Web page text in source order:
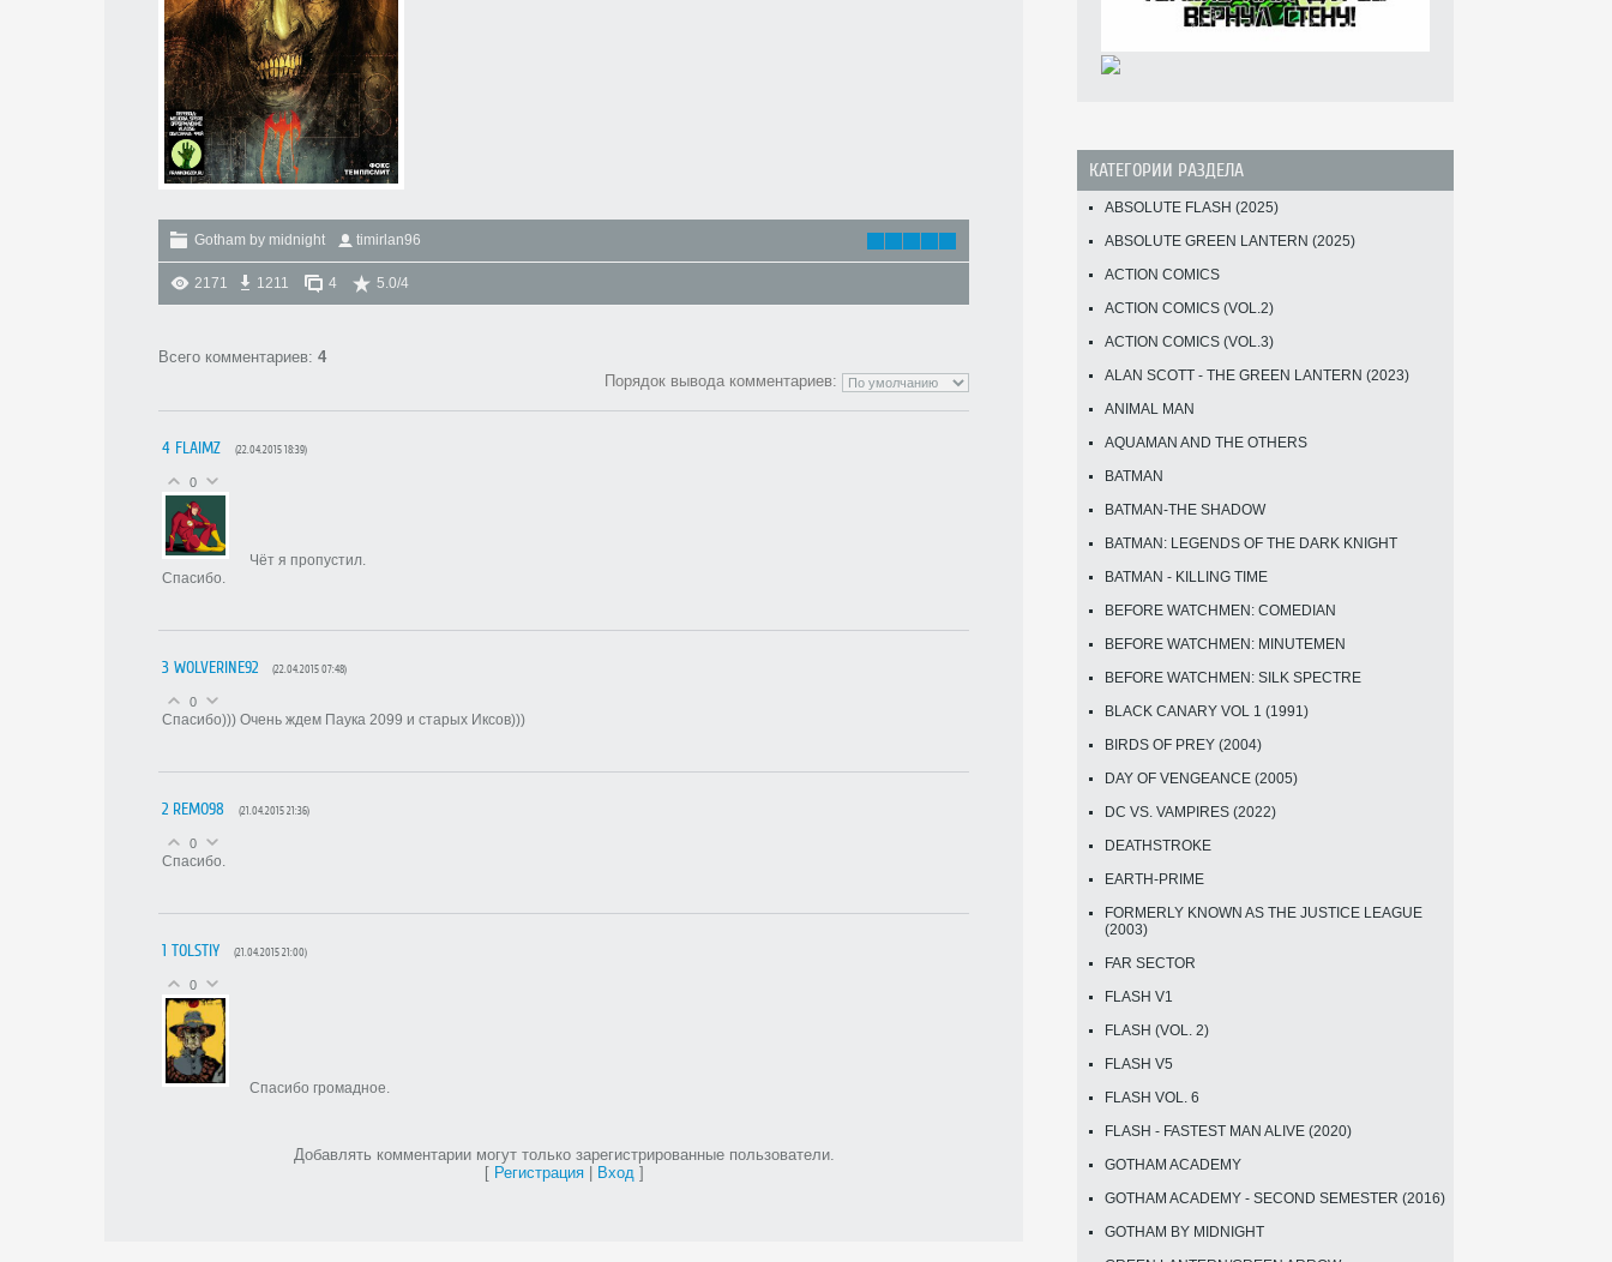
Gotham by midnight timirlan96
2171 1211 4 5.0/4
Всего комментариев: 4
Порядок вывода комментариев:
4 FLAIMZ (22.04.2015 18:39)
0
Чёт я пропустил.
Спасибо.
3 WOLVERINE92 (22.04.2015 07:48)
0
Спасибо))) Очень ждем Паука 2099 и старых Иксов)))
2 REMO98 (21.04.2015 21:36)
0
Спасибо.
1 TOLSTIY (21.04.2015 21:00)
0
Спасибо громадное.
Добавлять комментарии могут только зарегистрированные пользователи.
[ Регистрация| Вход]
КАТЕГОРИИ РАЗДЕЛА
ABSOLUTE FLASH (2025)
ABSOLUTE GREEN LANTERN (2025)
ACTION COMICS
ACTION COMICS (VOL.2)
ACTION COMICS (VOL.3)
ALAN SCOTT - THE GREEN LANTERN (2023)
ANIMAL MAN
AQUAMAN AND THE OTHERS
BATMAN
BATMAN-THE SHADOW
BATMAN: LEGENDS OF THE DARK KNIGHT
BATMAN - KILLING TIME
BEFORE WATCHMEN: COMEDIAN
BEFORE WATCHMEN: MINUTEMEN
BEFORE WATCHMEN: SILK SPECTRE
BLACK CANARY VOL 1 (1991)
BIRDS OF PREY (2004)
DAY OF VENGEANCE (2005)
DC VS. VAMPIRES (2022)
DEATHSTROKE
EARTH-PRIME
FORMERLY KNOWN AS THE JUSTICE LEAGUE
(2003)
FAR SECTOR
FLASH V1
FLASH (VOL. 2)
FLASH V5
FLASH VOL. 6
FLASH - FASTEST MAN ALIVE (2020)
GOTHAM ACADEMY
GOTHAM ACADEMY - SECOND SEMESTER (2016)
GOTHAM BY MIDNIGHT